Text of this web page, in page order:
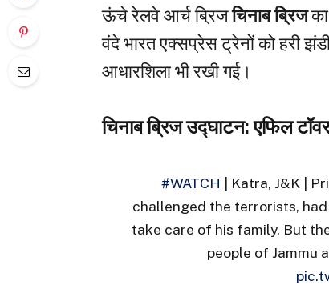
ऊंचे रेलवे आर्च ब्रिजचिनाब ब्रिज
वंदे भारत एक्सप्रेस ट्रेनों को हरी
आधारशिला भी रखी गई।
चिनाब ब्रिज उद्घाटन: एफिल
#WATCH | Katra, J&K |
challenged the terrorists,
take care of his family. But
people of Jammu